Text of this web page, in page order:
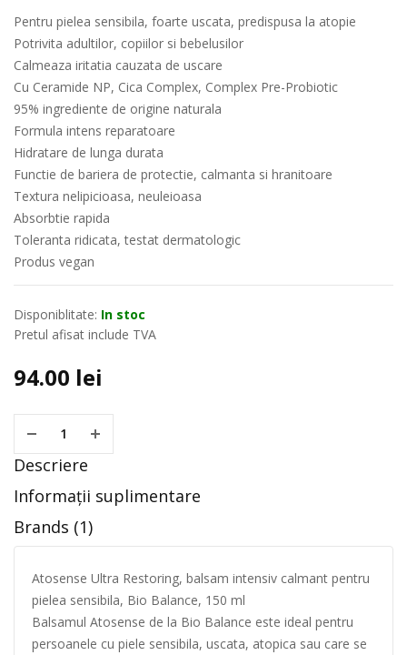
Pentru pielea sensibila, foarte uscata, predispusa la atopie
Potrivita adultilor, copiilor si bebelusilor
Calmeaza iritatia cauzata de uscare
Cu Ceramide NP, Cica Complex, Complex Pre-Probiotic
95% ingrediente de origine naturala
Formula intens reparatoare
Hidratare de lunga durata
Functie de bariera de protectie, calmanta si hranitoare
Textura nelipicioasa, neuleioasa
Absorbtie rapida
Toleranta ridicata, testat dermatologic
Produs vegan
Disponiblitate: In stoc
Pretul afisat include TVA
94.00 lei
Descriere
Informații suplimentare
Brands (1)
Atosense Ultra Restoring, balsam intensiv calmant pentru
pielea sensibila, Bio Balance, 150 ml
Balsamul Atosense de la Bio Balance este ideal pentru
persoanele cu piele sensibila, uscata, atopica sau care se